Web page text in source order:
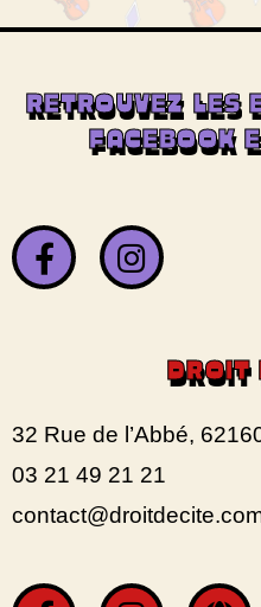
RETROUVEZ LES
FACEBOOK
DROIT
32 Rue de l’Abbé,
03 21 49 21 21